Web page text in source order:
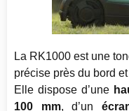
La RK1000 est une
précise près du bord
Elle dispose d’une
100 mm, d’un